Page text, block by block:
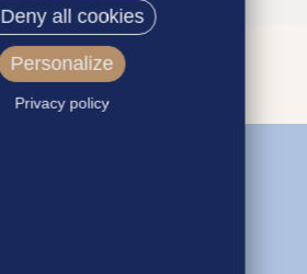
Deny all cookies
Personalize
Privacy policy